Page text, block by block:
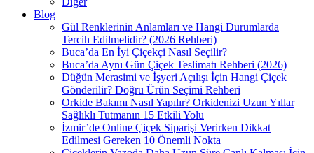
Blog
Gül Renklerinin Anlamları ve Hangi Durumlarda
Tercih Edilmelidir? (2026 Rehberi)
Buca’da En İyi Çiçekçi Nasıl Seçilir?
Buca’da Aynı Gün Çiçek Teslimatı Rehberi (2026)
Düğün Merasimi ve İşyeri Açılışı İçin Hangi Çiçek
Gönderilir? Doğru Ürün Seçimi Rehberi
Orkide Bakımı Nasıl Yapılır? Orkidenizi Uzun Yıllar
Sağlıklı Tutmanın 15 Etkili Yolu
İzmir’de Online Çiçek Siparişi Verirken Dikkat
Edilmesi Gereken 10 Önemli Nokta